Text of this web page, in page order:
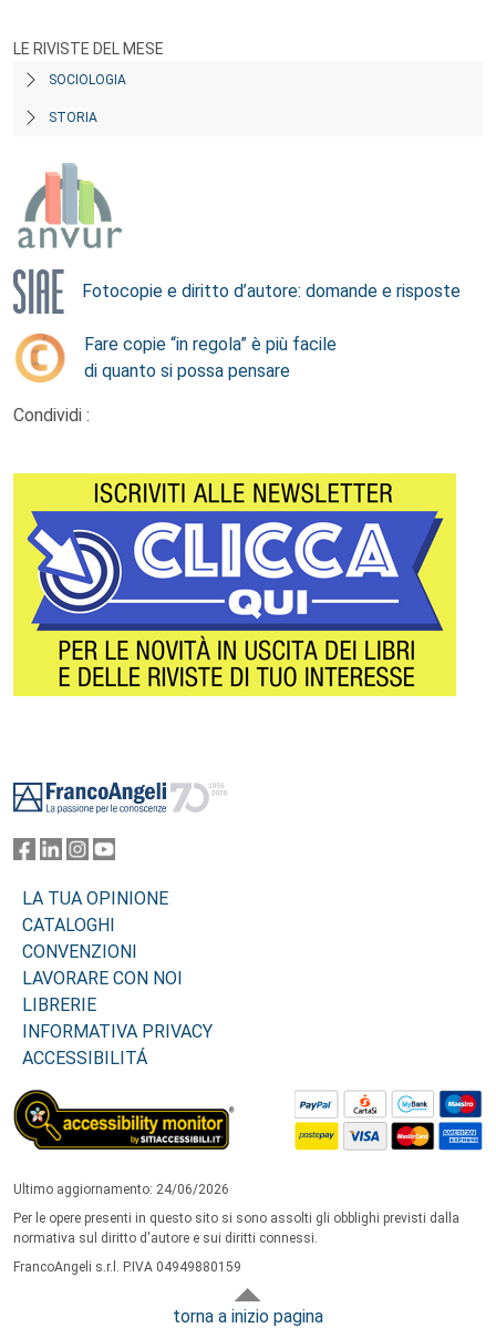
LE RIVISTE DEL MESE
SOCIOLOGIA
STORIA
Fotocopie e diritto d’autore: domande e risposte
Fare copie “in regola” è più facile
di quanto si possa pensare
Condividi :
LA TUA OPINIONE
CATALOGHI
CONVENZIONI
LAVORARE CON NOI
LIBRERIE
INFORMATIVA PRIVACY
ACCESSIBILITÁ
Ultimo aggiornamento: 24/06/2026
Per le opere presenti in questo sito si sono assolti gli obblighi previsti dalla
normativa sul diritto d'autore e sui diritti connessi.
FrancoAngeli s.r.l. P.IVA 04949880159
torna a inizio pagina